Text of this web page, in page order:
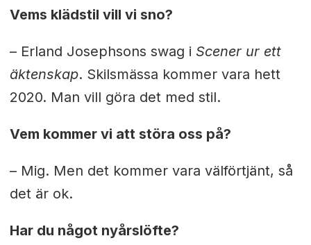
Vems klädstil vill vi sno?
– Erland Josephsons swag i Scener ur ett
äktenskap. Skilsmässa kommer vara hett
2020. Man vill göra det med stil.
Vem kommer vi att störa oss på?
– Mig. Men det kommer vara välförtjänt, så
det är ok.
Har du något nyårslöfte?